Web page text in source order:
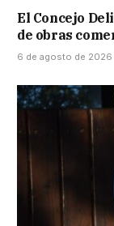
El Concejo
de obras
6 de agosto de 2026